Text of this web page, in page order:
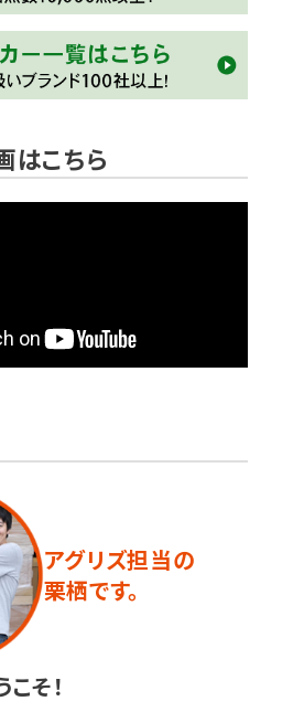
はこちら
アグリズ担当の
栗栖です。
そ！